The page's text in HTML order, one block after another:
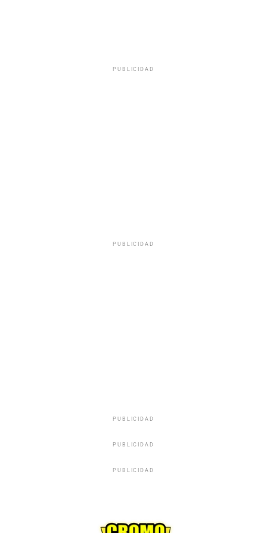
PUBLICIDAD
PUBLICIDAD
PUBLICIDAD
PUBLICIDAD
PUBLICIDAD